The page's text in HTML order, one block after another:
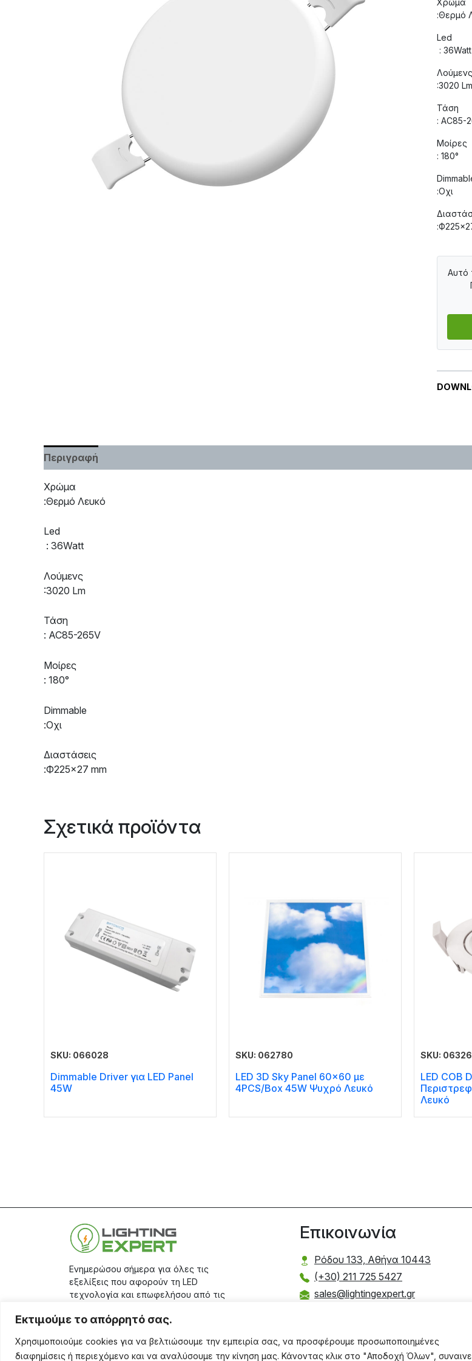
Εκτιμούμε το απόρρητό σας.
Χρησιμοποιούμε cookies για να βελτιώσουμε την εμπειρία σας, να προσφέρουμε προσωποποιημένες
διαφημίσεις ή περιεχόμενο και να αναλύσουμε την κίνηση μας. Κάνοντας κλικ στο "Αποδοχή Όλων",
:Θερμό
Led
: 36Watt
Λούμενς
:3020 Lm
Τάση
: AC85-
Μοίρες
: 180°
:Οχι
Αυτό
Περιγραφή
Χρώμα
:Θερμό Λευκό
Led
: 36Watt
Λούμενς
:3020 Lm
Τάση
: AC85-265V
Μοίρες
: 180°
Dimmable
:Οχι
Διαστάσεις
:Ф225×27 mm
Σχετικά προϊόντα
SKU: 066028
Dimmable Driver για LED Panel
45W
SKU: 062780
LED 3D Sky Panel 60×60 με
4PCS/Box 45W Ψυχρό Λευκό
SKU:
LED COB
Λευκό
Ενημερώσου σήμερα για όλες τις
εξελίξεις που αφορούν τη LED
τεχνολογία και επωφελήσου από τις
την εγγραφή σου στοsite.
Aριθμός Γ.Ε.ΜΗ.: 17401671000
Επικοινωνία
Ρόδου 133, Αθήνα 10443
(+30) 211 725 5427
sales@lightingexpert.gr